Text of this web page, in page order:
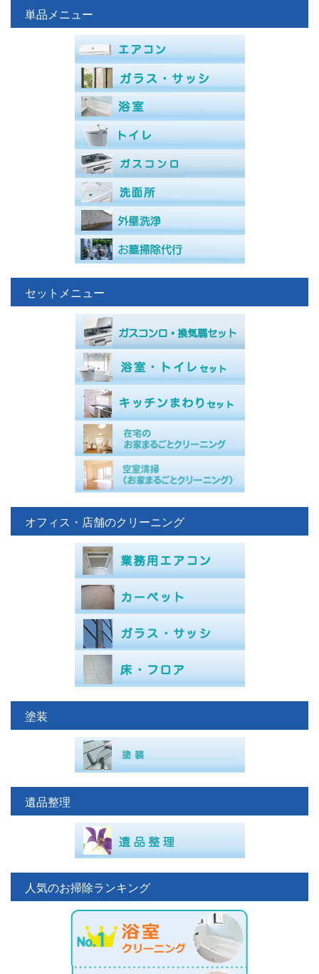
単品メニュー
セットメニュー
オフィス・店舗のクリーニング
塗装
遺品整理
人気のお掃除ランキング